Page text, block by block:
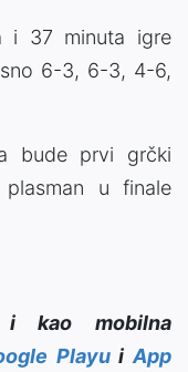
i 37 minuta igre
6-3, 6-3, 4-6,
bude prvi grčki
u finale
i kao mobilna
PlayuiApp